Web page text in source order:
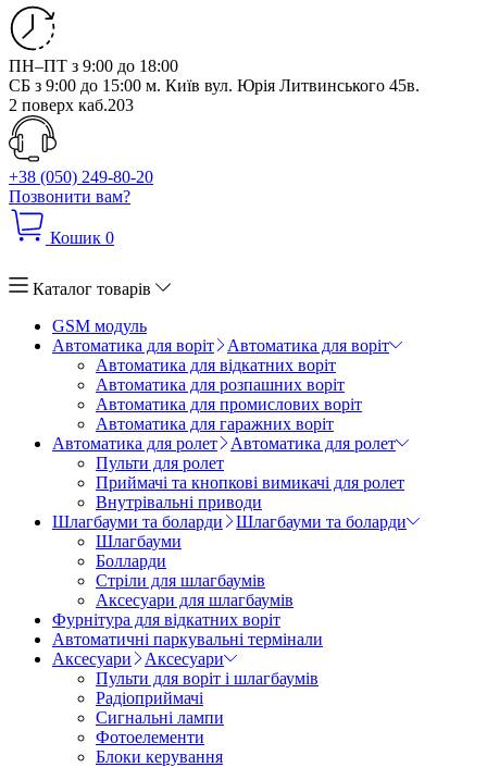
ПН–ПТ з 9:00 до 18:00
СБ з 9:00 до 15:00 м. Київ вул. Юрія Литвинського 45в.
2 поверх каб.203
+38 (050) 249-80-20
Позвонити вам?
Кошик 0
Каталог товарів
GSM модуль
Автоматика для воріт
Автоматика для воріт
Автоматика для відкатних воріт
Автоматика для розпашних воріт
Автоматика для промислових воріт
Автоматика для гаражних воріт
Автоматика для ролет
Автоматика для ролет
Пульти для ролет
Приймачі та кнопкові вимикачі для ролет
Внутрівальні приводи
Шлагбауми та боларди
Шлагбауми та боларди
Шлагбауми
Болларди
Стріли для шлагбаумів
Аксесуари для шлагбаумів
Фурнітура для відкатних воріт
Автоматичні паркувальні термінали
Аксесуари
Аксесуари
Пульти для воріт і шлагбаумів
Радіоприймачі
Сигнальні лампи
Фотоелементи
Блоки керування